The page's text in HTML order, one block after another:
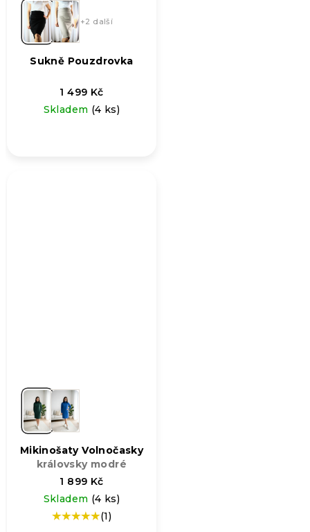
+2 další
Sukně Pouzdrovka
1 499 Kč
Skladem (4 ks)
Mikinošaty Volnočasky
královsky modré
1 899 Kč
Skladem (4 ks)
Průměrné(1)